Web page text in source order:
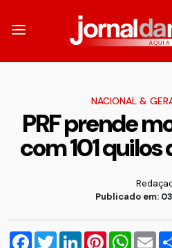
NACIONAL &
PRF prende
com 101
Publicado em:
Facebook
TwitterLinkedInPinterest